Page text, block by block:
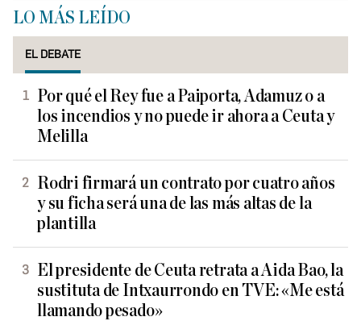
LO MÁS LEÍDO
EL DEBATE
Por qué el Rey fue a Paiporta, Adamuz o a
los incendios y no puede ir ahora a Ceuta y
Melilla
Rodri firmará un contrato por cuatro años
y su ficha será una de las más altas de la
plantilla
El presidente de Ceuta retrata a Aida Bao, la
sustituta de Intxaurrondo en TVE: «Me está
llamando pesado»